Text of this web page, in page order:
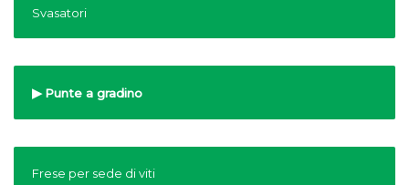
Svasatori
Punte a gradino
Frese per sede di viti